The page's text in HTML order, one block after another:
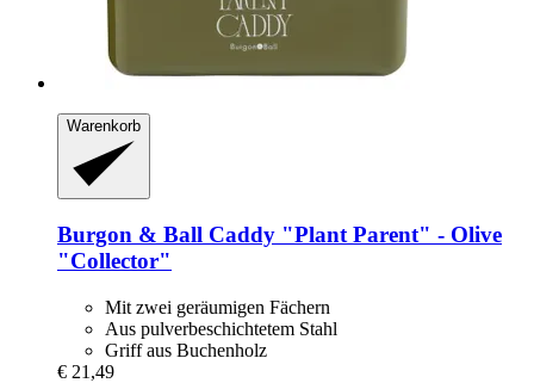
Warenkorb
Burgon & Ball Caddy "Plant Parent" -​ Olive
"Collector"
Mit zwei geräumigen Fächern
Aus pulverbeschichtetem Stahl
Griff aus Buchenholz
€ 21,49